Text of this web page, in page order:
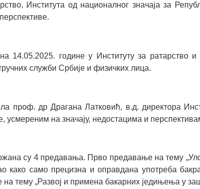
Института од националног значаја за
14.05.2025. године у Институту за
служби Србије и физичких лица.
проф. др Драгана Латковић, в.д. директора
усмереним на значају, недостацима и
су 4 предавања. Прво предавање на тему
како само прецизна и оправдана употреба
тему „Развој и примена бакарних једињења у